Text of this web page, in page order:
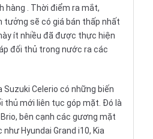
hàng . Thời điểm ra mắt,
tưởng sẽ có giá bán thấp nhất
ít nhiều đã được thực hiện
đối thủ trong nước ra các
Suzuki Celerio có những biến
thủ mới liên tục góp mặt. Đó là
, bên cạnh các gương mặt
như Hyundai Grand i10, Kia